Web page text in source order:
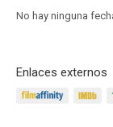
No hay ninguna
Enlaces externos